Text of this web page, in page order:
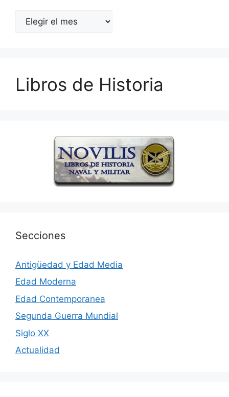
Archivos
Libros de Historia
Secciones
Antigüedad y Edad Media
Edad Moderna
Edad Contemporanea
Segunda Guerra Mundial
Siglo XX
Actualidad